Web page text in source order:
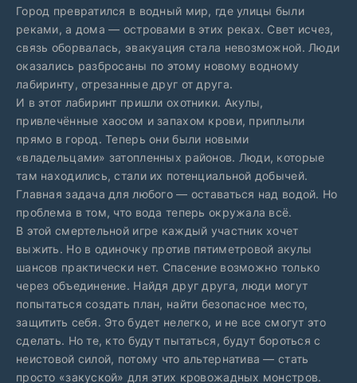
Город превратился в водный мир, где улицы были
реками, а дома — островами в этих реках. Свет исчез,
связь оборвалась, эвакуация стала невозможной. Люди
оказались разбросаны по этому новому водному
лабиринту, отрезанные друг от друга.
И в этот лабиринт пришли охотники. Акулы,
привлечённые хаосом и запахом крови, приплыли
прямо в город. Теперь они были новыми
«владельцами» затопленных районов. Люди, которые
там находились, стали их потенциальной добычей.
Главная задача для любого — оставаться над водой. Но
проблема в том, что вода теперь окружала всё.
В этой смертельной игре каждый участник хочет
выжить. Но в одиночку против пятиметровой акулы
шансов практически нет. Спасение возможно только
через объединение. Найдя друг друга, люди могут
попытаться создать план, найти безопасное место,
защитить себя. Это будет нелегко, и не все смогут это
сделать. Но те, кто будут пытаться, будут бороться с
неистовой силой, потому что альтернатива — стать
просто «закуской» для этих кровожадных монстров.